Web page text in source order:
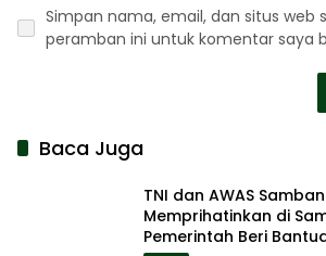
Simpan nama, email, dan situs web
peramban ini untuk komentar saya
Baca Juga
TNI dan AWAS
Memprihatinkan di
Pemerintah Beri